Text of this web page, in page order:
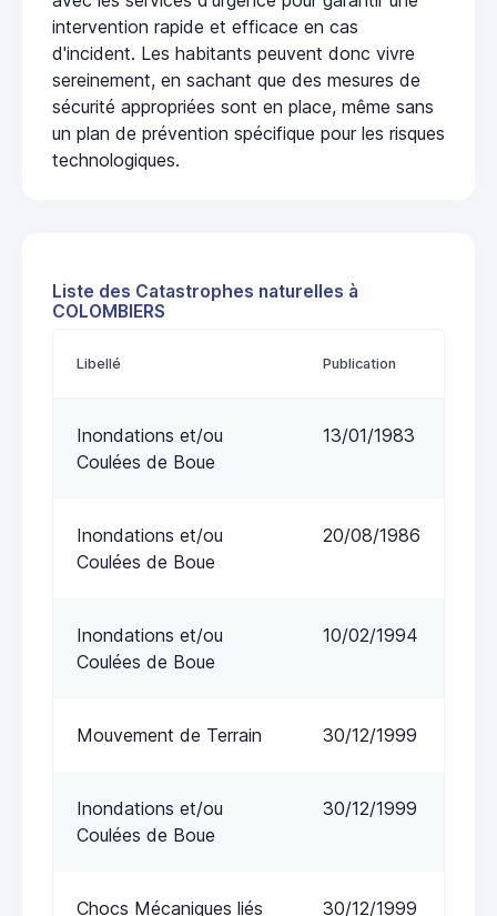
intervention rapide et efficace en cas
d'incident. Les habitants peuvent donc vivre
sereinement, en sachant que des mesures de
sécurité appropriées sont en place, même sans
un plan de prévention spécifique pour les risques
technologiques.
Liste des Catastrophes naturelles à
COLOMBIERS
Libellé Publication
Inondations et/ou
Coulées de Boue
13/01/1983
Inondations et/ou
Coulées de Boue
20/08/1986
Inondations et/ou
Coulées de Boue
10/02/1994
Mouvement de Terrain 30/12/1999
Inondations et/ou
Coulées de Boue
30/12/1999
Chocs Mécaniques liés
30/12/1999